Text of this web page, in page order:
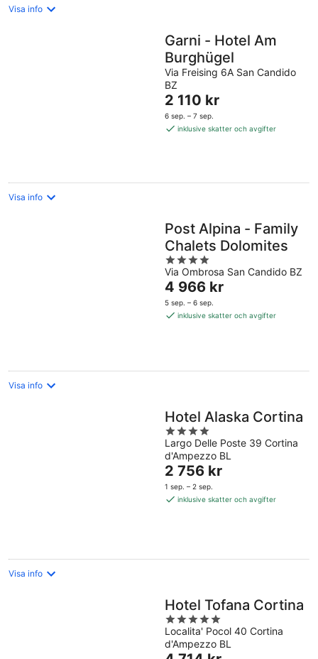
Visa info
Garni - Hotel Am
Burghügel
Via Freising 6A San Candido
BZ
Priset
är
2 110 kr
2 110 kr
6 sep. – 7 sep.
inklusive skatter och avgifter
Visa info
Post Alpina - Family
Chalets Dolomites
4
out
of
5
Via Ombrosa San Candido BZ
Priset
är
4 966 kr
4 966 kr
5 sep. – 6 sep.
inklusive skatter och avgifter
Visa info
Hotel Alaska Cortina
4
out
of
5
Largo Delle Poste 39 Cortina
d'Ampezzo BL
Priset
är
2 756 kr
2 756 kr
1 sep. – 2 sep.
inklusive skatter och avgifter
Visa info
Hotel Tofana Cortina
5
out
of
Localita' Pocol 40 Cortina
d'Ampezzo BL